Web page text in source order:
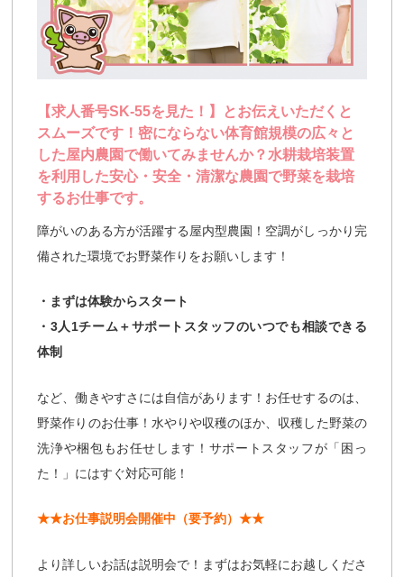
【求人番号SK-55を見た！】とお伝えいただくと
スムーズです！密にならない体育館規模の広々と
した屋内農園で働いてみませんか？水耕栽培装置
を利用した安心・安全・清潔な農園で野菜を栽培
するお仕事です。
障がいのある方が活躍する屋内型農園！空調がしっかり完
備された環境でお野菜作りをお願いします！
・まずは体験からスタート
・3人1チーム＋サポートスタッフのいつでも相談できる
体制
など、働きやすさには自信があります！お任せするのは、
野菜作りのお仕事！水やりや収穫のほか、収穫した野菜の
洗浄や梱包もお任せします！サポートスタッフが「困っ
た！」にはすぐ対応可能！
★★お仕事説明会開催中（要予約）★★
より詳しいお話は説明会で！まずはお気軽にお越しくださ